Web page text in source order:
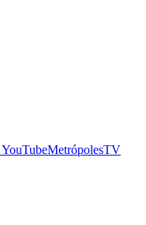
YouTubeMetrópolesTV